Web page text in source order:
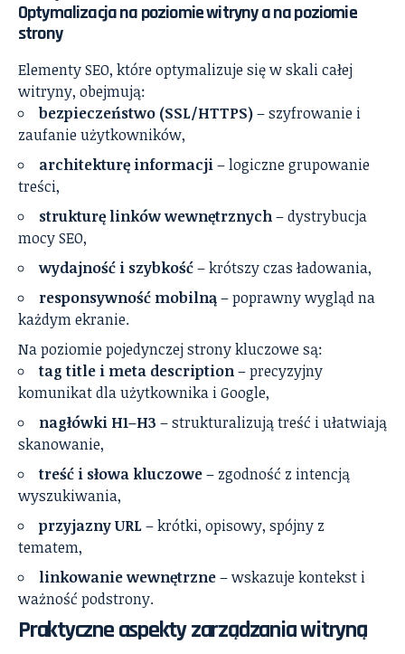
Optymalizacja na poziomie witryny a na poziomie
strony
Elementy SEO, które optymalizuje się w skali całej
witryny, obejmują:
bezpieczeństwo (SSL/HTTPS)– szyfrowanie i
zaufanie użytkowników,
architekturę informacji– logiczne grupowanie
treści,
strukturę linków wewnętrznych– dystrybucja
mocy SEO,
wydajność i szybkość– krótszy czas ładowania,
responsywność mobilną– poprawny wygląd na
każdym ekranie.
Na poziomie pojedynczej strony kluczowe są:
tag title i meta description– precyzyjny
komunikat dla użytkownika i Google,
nagłówki H1–H3 – strukturalizują treść i ułatwiają
skanowanie,
treść i słowa kluczowe– zgodność z intencją
wyszukiwania,
przyjazny URL– krótki, opisowy, spójny z
tematem,
linkowanie wewnętrzne– wskazuje kontekst i
ważność podstrony.
Praktyczne aspekty zarządzania witryną